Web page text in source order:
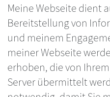
Meine Webseite dient
Bereitstellung von
und meinem
meiner Webseite
erhoben, die von
Server übermittelt